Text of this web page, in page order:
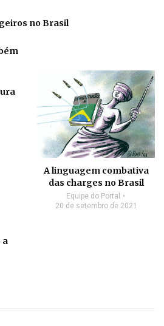
no Brasil
A linguagem combativa
das charges no Brasil
Equipe do Portal
20 de setembro de 2021
a